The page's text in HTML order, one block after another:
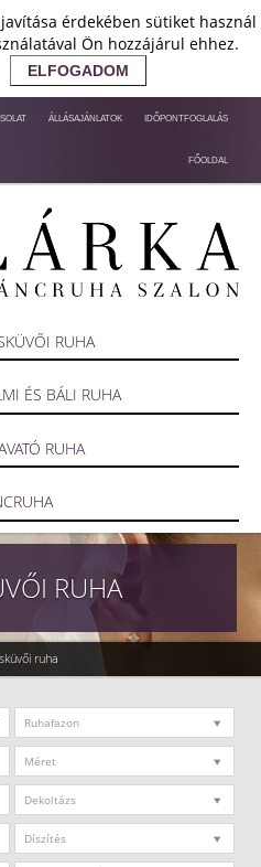
érdekében sütiket használ
Ön hozzájárul ehhez.
ELFOGADOM
IDŐPONTFOGLALÁS
ÁLLÁSAJÁNLATOK
FŐOLDAL
RUHA
ÉS BÁLI RUHA
RUHA
RUHA
ruha
Ruhafazon
Méret
Dekoltázs
Díszítés